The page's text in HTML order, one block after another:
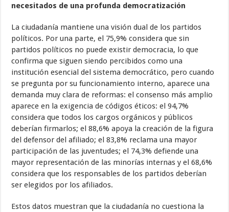
necesitados de una profunda democratización
La ciudadanía mantiene una visión dual de los partidos
políticos. Por una parte, el 75,9% considera que sin
partidos políticos no puede existir democracia, lo que
confirma que siguen siendo percibidos como una
institución esencial del sistema democrático, pero cuando
se pregunta por su funcionamiento interno, aparece una
demanda muy clara de reformas: el consenso más amplio
aparece en la exigencia de códigos éticos: el 94,7%
considera que todos los cargos orgánicos y públicos
deberían firmarlos; el 88,6% apoya la creación de la figura
del defensor del afiliado; el 83,8% reclama una mayor
participación de las juventudes; el 74,3% defiende una
mayor representación de las minorías internas y el 68,6%
considera que los responsables de los partidos deberían
ser elegidos por los afiliados.
Estos datos muestran que la ciudadanía no cuestiona la